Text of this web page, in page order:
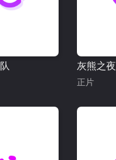
灰熊之夜
正片